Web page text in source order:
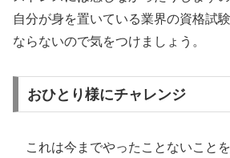
自分が身を置いている業界の資格試
ならないので気をつけましょう。
おひとり様にチャレンジ
これは今までやったことないこと